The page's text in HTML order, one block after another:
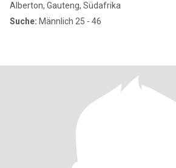
Alberton, Gauteng, Südafrika
Suche: Männlich 25 - 46